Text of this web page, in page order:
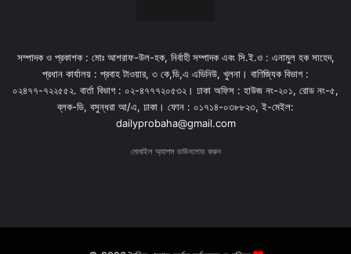
সম্পাদক ও প্রকাশক : মোঃ আশরাফ-উল-হক, নির্বাহী সম্পাদক এবং সি.ই.ও : এনামুল হক সাহেদ,
প্রধান কার্যালয় : প্রবাহ টাওয়ার, ৩ কে,ডি,এ এভিনিউ, খুলনা। বাণিজ্যিক বিভাগ :
০২৪৭৭-৭২২৫৫২. বার্তা বিভাগ : ০২-৪৭৭৭২০৫৩২। ঢাকা অফিস : হাউজ নং-২০১, রোড নং-৫,
ব্লক-ডি, বসুন্ধরা আ/এ, ঢাকা। ফোন : ০১৭১৪-০৩৮৮২৩, ই-মেইল:
dailyprobaha@gmail.com
মোবাইল অ্যাপস ডাউনলোড করুন